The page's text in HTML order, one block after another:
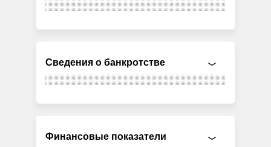
Сведения о банкротстве
Финансовые показатели